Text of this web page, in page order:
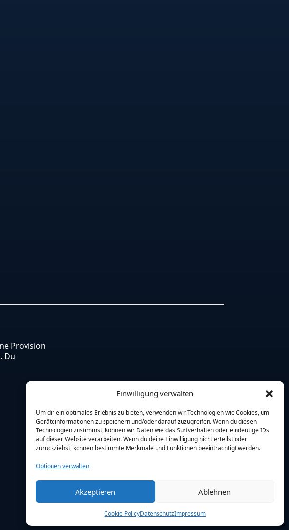
Einwilligung verwalten
Um dir ein optimales Erlebnis zu bieten, verwenden wir Technologien wie Cookies, um
Geräteinformationen zu speichern und/oder darauf zuzugreifen. Wenn du diesen
Technologien zustimmst, können wir Daten wie das Surfverhalten oder eindeutige IDs
auf dieser Website verarbeiten. Wenn du deine Einwilligung nicht erteilst oder
zurückziehst, können bestimmte Merkmale und Funktionen beeinträchtigt werden.
Optionen verwalten
Akzeptieren Ablehnen
Cookie PolicyDatenschutzImpressum
Provision
Du